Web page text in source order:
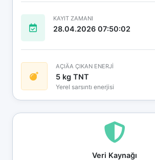
KAYIT ZAMANI
28.04.2026 07:50:02
AÇIÄA ÇIKAN ENERJİ
5 kg TNT
Yerel sarsıntı enerjisi
Veri Kaynağı